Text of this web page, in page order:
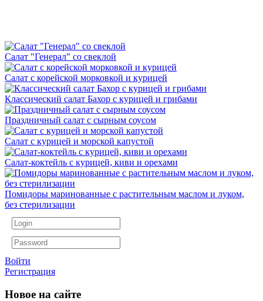
Салат "Генерал" со свеклой
Салат с корейской морковкой и курицей
Классический салат Бахор с курицей и грибами
Праздничный салат с сырным соусом
Салат с курицей и морской капустой
Салат-коктейль с курицей, киви и орехами
Помидоры маринованные с растительным маслом и луком,
без стерилизации
Войти
Регистрация
Новое на сайте